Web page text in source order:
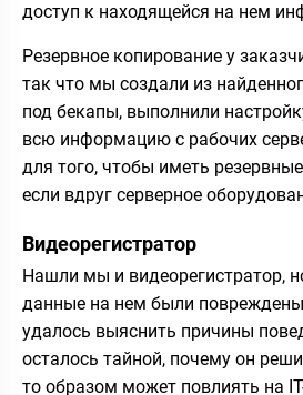
доступ к находящейся на нем
Резервное копирование у
так что мы создали из
под бекапы, выполнили
всю информацию с рабочих
для того, чтобы иметь
если вдруг серверное
Видеорегистратор
Нашли мы и видеорегистратор,
данные на нем были
удалось выяснить причины
осталось тайной, почему он
то образом может повлиять на